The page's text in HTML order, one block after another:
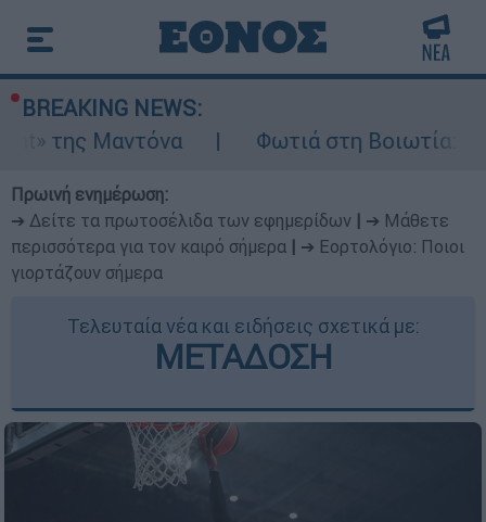
BREAKING NEWS:
Φωτιά στη Βοιωτία: Ίση με έξι
Πρωινή ενημέρωση:
➔ Δείτε τα πρωτοσέλιδα των εφημερίδων
➔ Μάθετε
περισσότερα για τον καιρό σήμερα
➔ Εορτολόγιο: Ποιοι
γιορτάζουν σήμερα
Τελευταία νέα και ειδήσεις σχετικά με:
ΜΕΤΑΔΟΣΗ